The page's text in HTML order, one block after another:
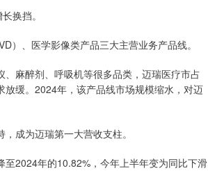
换挡。
）、医学影像类产品三大主营业务产品线。
麻醉剂、呼吸机等很多品类，迈瑞医疗市占
缓。2024年，该产品线市场规模缩水，对迈
成为迈瑞第一大营收支柱。
2024年的10.82%，今年上半年变为同比下滑